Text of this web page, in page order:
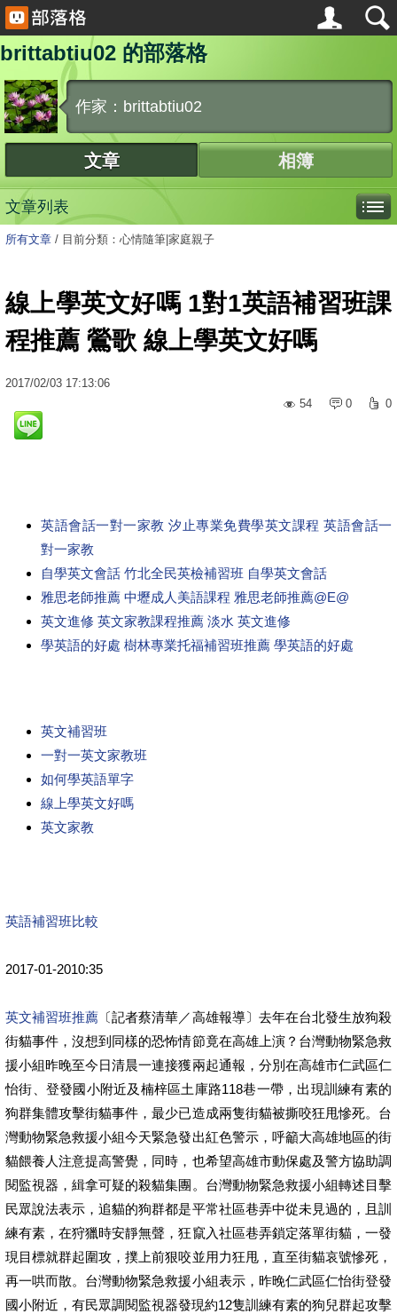
brittabtiu02 的部落格
作家：brittabtiu02
文章 相簿
文章列表
所有文章 / 目前分類：心情隨筆|家庭親子
線上學英文好嗎 1對1英語補習班課
程推薦 鶯歌 線上學英文好嗎
2017/02/03 17:13:06
54
0 0
英語會話一對一家教 汐止專業免費學英文課程 英語會話一
對一家教
自學英文會話 竹北全民英檢補習班 自學英文會話
雅思老師推薦 中壢成人美語課程 雅思老師推薦@E@
英文進修 英文家教課程推薦 淡水 英文進修
學英語的好處 樹林專業托福補習班推薦 學英語的好處
英文補習班
一對一英文家教班
如何學英語單字
線上學英文好嗎
英文家教
英語補習班比較
2017-01-2010:35
英文補習班推薦 〔記者蔡清華／高雄報導〕去年在台北發生放狗殺
街貓事件，沒想到同樣的恐怖情節竟在高雄上演？台灣動物緊急救
援小組昨晚至今日清晨一連接獲兩起通報，分別在高雄市仁武區仁
怡街、登發國小附近及楠梓區土庫路118巷一帶，出現訓練有素的
狗群集體攻擊街貓事件，最少已造成兩隻街貓被撕咬狂甩慘死。台
灣動物緊急救援小組今天緊急發出紅色警示，呼籲大高雄地區的街
貓餵養人注意提高警覺，同時，也希望高雄市動保處及警方協助調
閱監視器，緝拿可疑的殺貓集團。台灣動物緊急救援小組轉述目擊
民眾說法表示，追貓的狗群都是平常社區巷弄中從未見過的，且訓
練有素，在狩獵時安靜無聲，狂竄入社區巷弄鎖定落單街貓，一發
現目標就群起圍攻，撲上前狠咬並用力狂甩，直至街貓哀號慘死，
再一哄而散。台灣動物緊急救援小組表示，昨晚仁武區仁怡街登發
國小附近，有民眾調閱監視器發現約12隻訓練有素的狗兒群起攻擊